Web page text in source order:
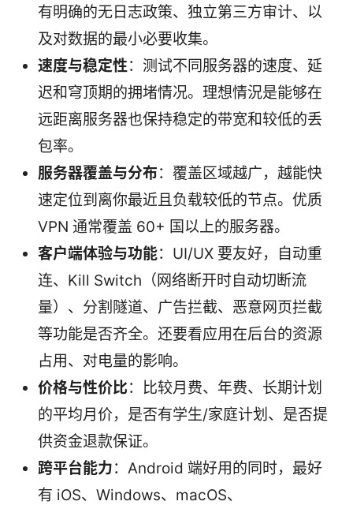
有明确的无日志政策、独立第三方审计、以
及对数据的最小必要收集。
速度与稳定性：测试不同服务器的速度、延
迟和穹顶期的拥堵情况。理想情況是能够在
远距离服务器也保持稳定的带宽和较低的丢
包率。
服务器覆盖与分布：覆盖区域越广，越能快
速定位到离你最近且负载较低的节点。优质
VPN 通常覆盖 60+ 国以上的服务器。
客户端体验与功能：UI/UX 要友好，自动重
连、Kill Switch（网络断开时自动切断流
量）、分割隧道、广告拦截、恶意网页拦截
等功能是否齐全。还要看应用在后台的资源
占用、对电量的影响。
价格与性价比：比较月费、年费、长期计划
的平均月价，是否有学生/家庭计划、是否提
供资金退款保证。
跨平台能力：Android 端好用的同时，最好
有 iOS、Windows、macOS、